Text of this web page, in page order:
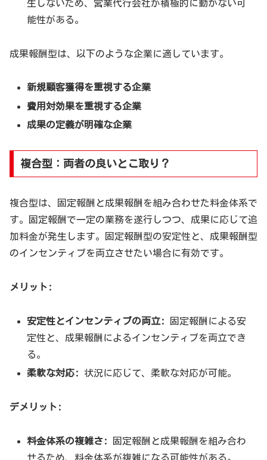
生しないため、営業代行会社が積極的に動かない可
能性がある。
成果報酬型は、以下のような企業に適しています。
新規顧客獲得を重視する企業
費用対効果を重視する企業
成果の定義が明確な企業
複合型：両者の良いとこ取り？
複合型は、固定報酬と成果報酬を組み合わせた料金体系で
す。固定報酬で一定の業務を遂行しつつ、成果に応じて追
加料金が発生します。固定報酬型の安定性と、成果報酬型
のインセンティブを両立させたい場合に有効です。
メリット:
安定性とインセンティブの両立:
固定報酬による安
定性と、成果報酬によるインセンティブを両立でき
る。
柔軟な対応:
状況に応じて、柔軟な対応が可能。
デメリット:
料金体系の複雑さ:
固定報酬と成果報酬を組み合わ
せるため、料金体系が複雑になる可能性がある。